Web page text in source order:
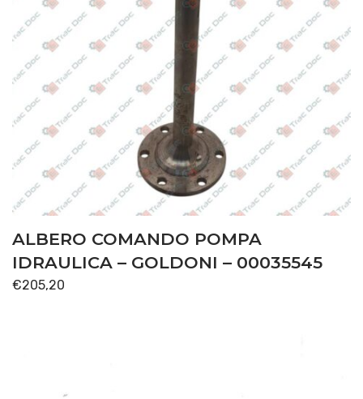
ALBERO COMANDO POMPA
IDRAULICA – GOLDONI – 00035545
€205,20